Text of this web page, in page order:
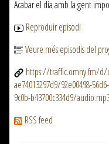
Acabar el dia amb la gent
Reproduir episodi
Veure més episodis del
https://traffic.omny.fm/d/
ae74013297d9/92e00498-
9c0b-b43700c334d9/
RSS feed